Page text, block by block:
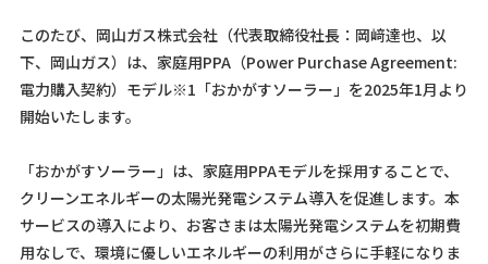
このたび、岡山ガス株式会社（代表取締役社長：岡﨑達也、以
下、岡山ガス）は、家庭用PPA（Power Purchase Agreement:
電力購入契約）モデル※1「おかがすソーラー」を2025年1月より
開始いたします。
「おかがすソーラー」は、家庭用PPAモデルを採用することで、
クリーンエネルギーの太陽光発電システム導入を促進します。本
サービスの導入により、お客さまは太陽光発電システムを初期費
用なしで、環境に優しいエネルギーの利用がさらに手軽になりま